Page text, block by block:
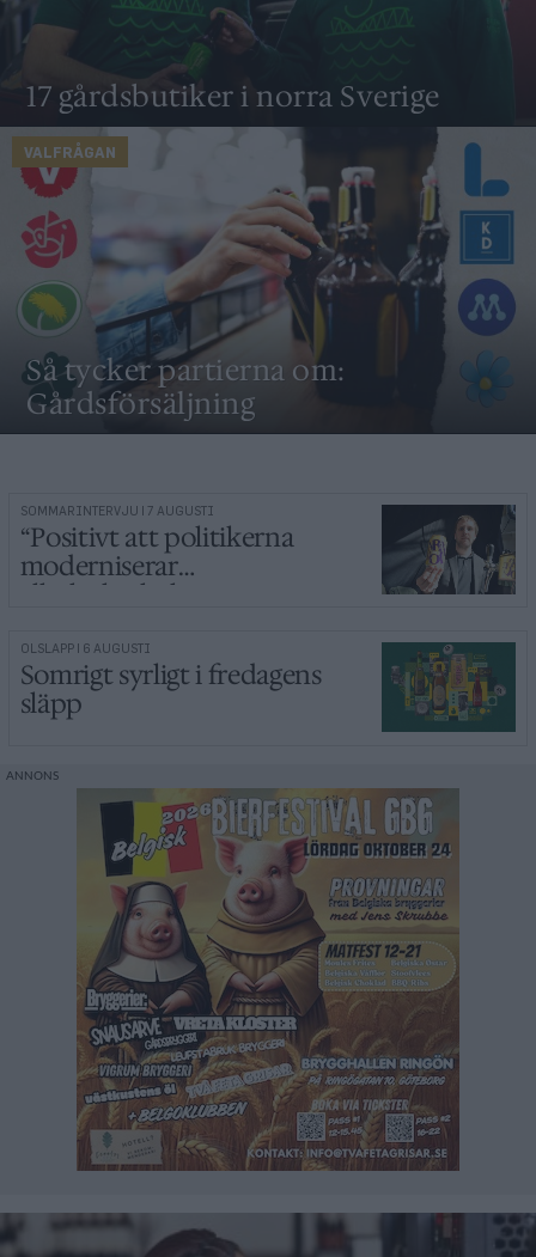
17 gårdsbutiker i norra Sverige
VALFRÅGAN
Så tycker partierna om:
Gårdsförsäljning
SOMMARINTERVJU | 7 AUGUSTI
“Positivt att politikerna
moderniserar
alkoholpolitiken”
ÖLSLÄPP | 6 AUGUSTI
Somrigt syrligt i fredagens
släpp